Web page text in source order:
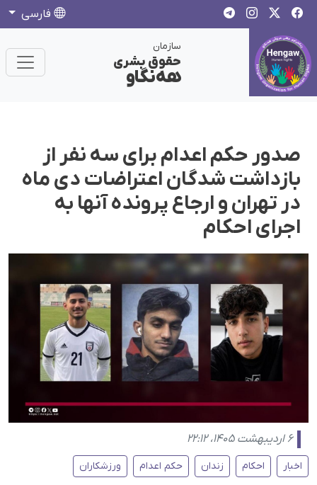
فارسی
سازمان
حقوق بشری
هەنگاو
صدور حکم اعدام برای سە نفر از
بازداشت شدگان اعتراضات دی ماه
در تهران و ارجاع پرونده آنها به
اجرای احکام
۶ اردیبهشت ۱۴۰۵، ۲۲:۱۲
اخبار احکام زندان حکم اعدام ورزشکاران